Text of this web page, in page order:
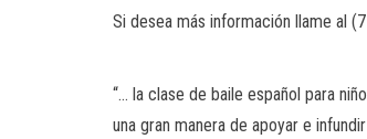
Si desea más información llame al
“… la clase de baile español para
una gran manera de apoyar e